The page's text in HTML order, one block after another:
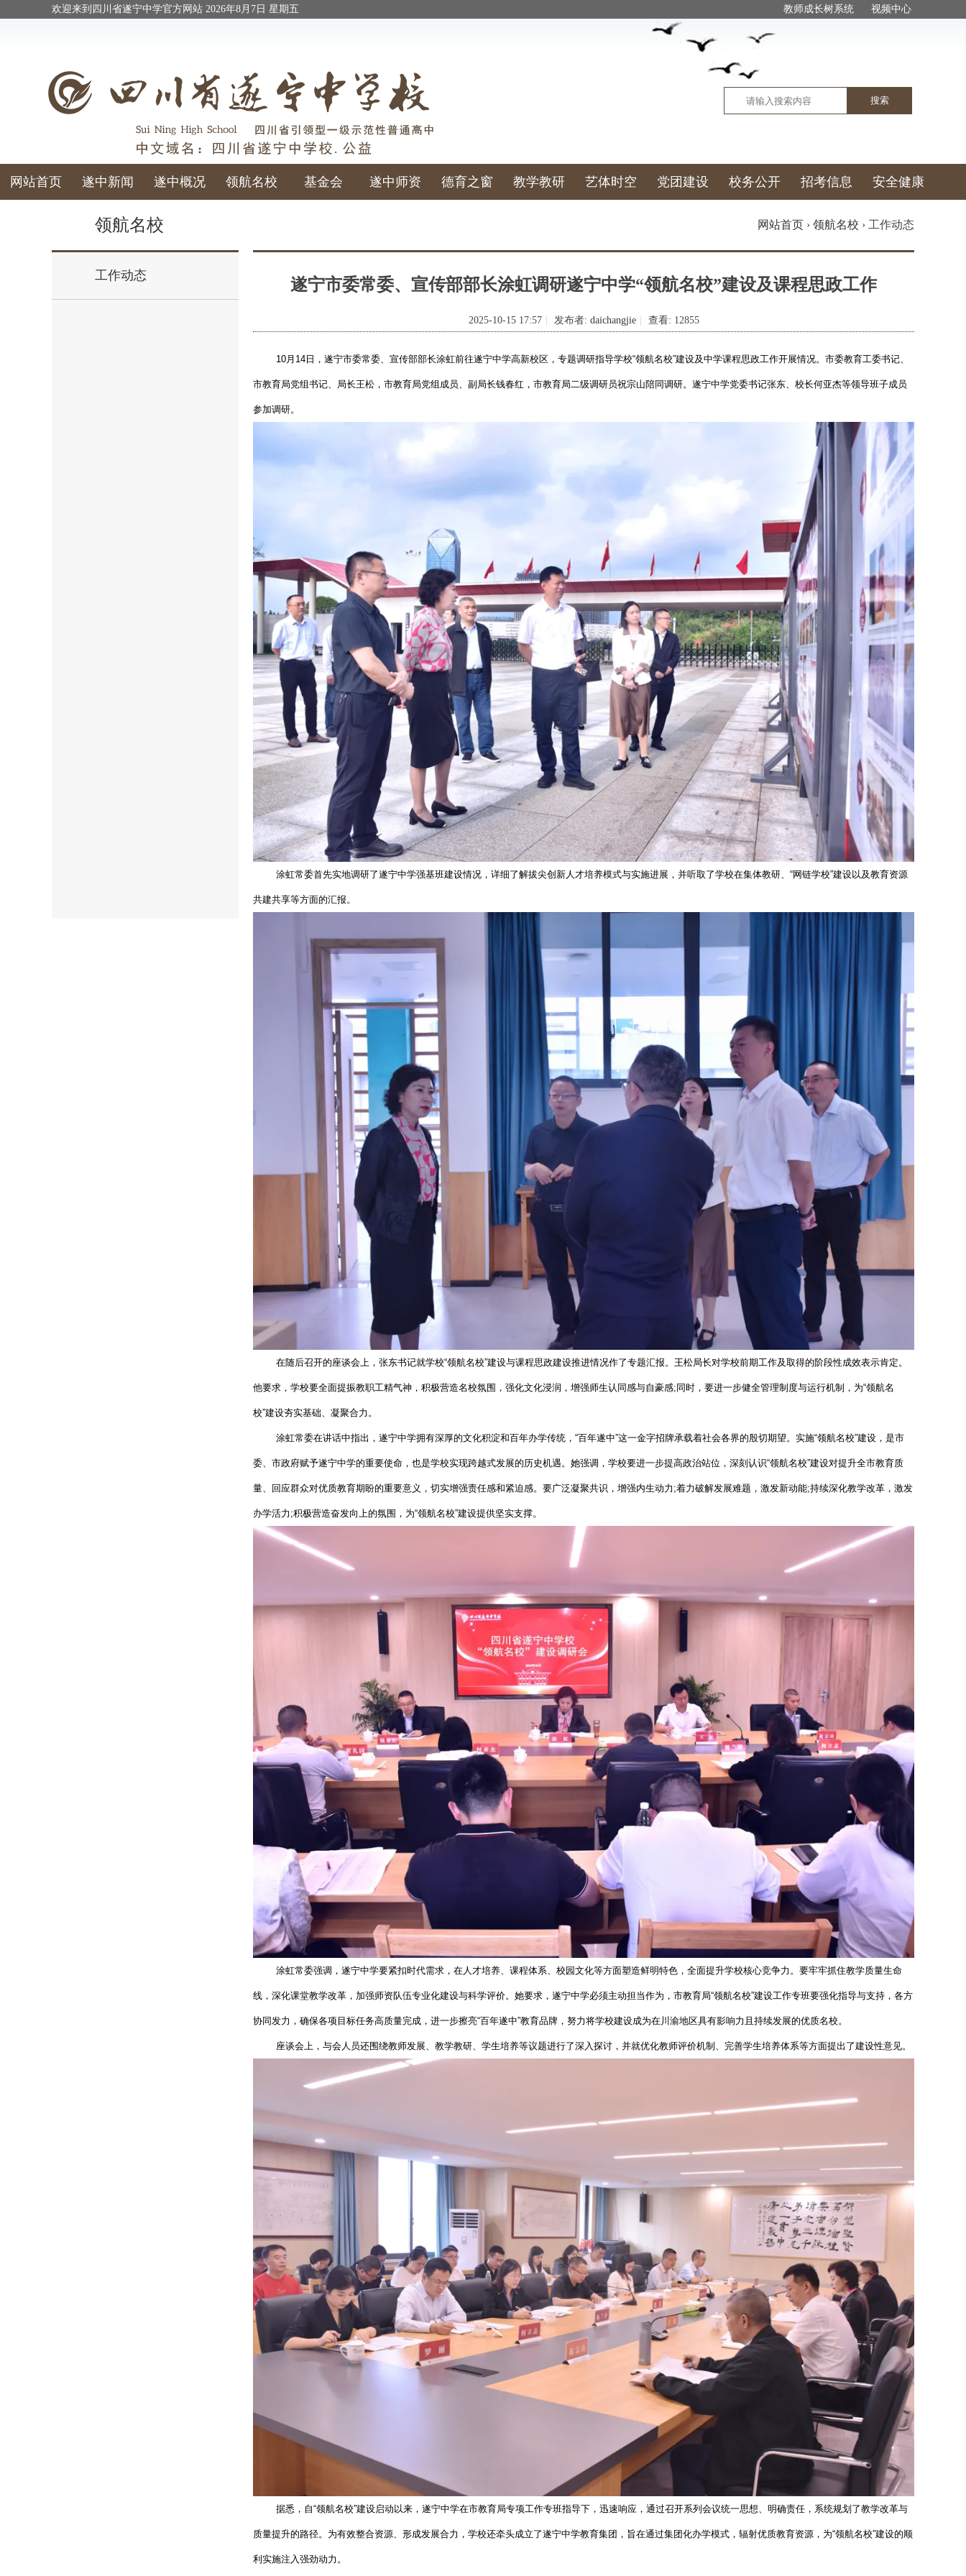
欢迎来到四川省遂宁中学官方网站 2026年8月7日 星期五 教师成长树系统 视频中心
搜索
网站首页 遂中新闻 遂中概况 领航名校 基金会 遂中师资 德育之窗 教学教研 艺体时空 党团建设 校务公开 招考信息 安全健康
领航名校
工作动态
网站首页 › 领航名校 › 工作动态
遂宁市委常委、宣传部部长涂虹调研遂宁中学“领航名校”建设及课程思政工作
2025-10-15 17:57 发布者: daichangjie 查看: 12855
10月14日，遂宁市委常委、宣传部部长涂虹前往遂宁中学高新校区，专题调研指导学校“领航名校”建设及中学课程思政工作开展情况。市委教育工委书记、
市教育局党组书记、局长王松，市教育局党组成员、副局长钱春红，市教育局二级调研员祝宗山陪同调研。遂宁中学党委书记张东、校长何亚杰等领导班子成员
参加调研。
涂虹常委首先实地调研了遂宁中学强基班建设情况，详细了解拔尖创新人才培养模式与实施进展，并听取了学校在集体教研、“网链学校”建设以及教育资源
共建共享等方面的汇报。
在随后召开的座谈会上，张东书记就学校“领航名校”建设与课程思政建设推进情况作了专题汇报。王松局长对学校前期工作及取得的阶段性成效表示肯定。
他要求，学校要全面提振教职工精气神，积极营造名校氛围，强化文化浸润，增强师生认同感与自豪感;同时，要进一步健全管理制度与运行机制，为“领航名
校”建设夯实基础、凝聚合力。
涂虹常委在讲话中指出，遂宁中学拥有深厚的文化积淀和百年办学传统，“百年遂中”这一金字招牌承载着社会各界的殷切期望。实施“领航名校”建设，是市
委、市政府赋予遂宁中学的重要使命，也是学校实现跨越式发展的历史机遇。她强调，学校要进一步提高政治站位，深刻认识“领航名校”建设对提升全市教育质
量、回应群众对优质教育期盼的重要意义，切实增强责任感和紧迫感。要广泛凝聚共识，增强内生动力;着力破解发展难题，激发新动能;持续深化教学改革，激发
办学活力;积极营造奋发向上的氛围，为“领航名校”建设提供坚实支撑。
涂虹常委强调，遂宁中学要紧扣时代需求，在人才培养、课程体系、校园文化等方面塑造鲜明特色，全面提升学校核心竞争力。要牢牢抓住教学质量生命
线，深化课堂教学改革，加强师资队伍专业化建设与科学评价。她要求，遂宁中学必须主动担当作为，市教育局“领航名校”建设工作专班要强化指导与支持，各方
协同发力，确保各项目标任务高质量完成，进一步擦亮“百年遂中”教育品牌，努力将学校建设成为在川渝地区具有影响力且持续发展的优质名校。
座谈会上，与会人员还围绕教师发展、教学教研、学生培养等议题进行了深入探讨，并就优化教师评价机制、完善学生培养体系等方面提出了建设性意见。
据悉，自“领航名校”建设启动以来，遂宁中学在市教育局专项工作专班指导下，迅速响应，通过召开系列会议统一思想、明确责任，系统规划了教学改革与
质量提升的路径。为有效整合资源、形成发展合力，学校还牵头成立了遂宁中学教育集团，旨在通过集团化办学模式，辐射优质教育资源，为“领航名校”建设的顺
利实施注入强劲动力。